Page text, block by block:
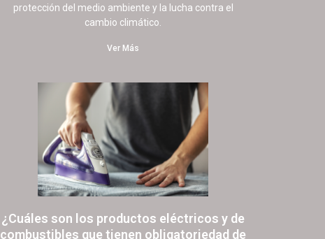
protección del medio ambiente y la lucha contra el
cambio climático.
Ver Más
¿Cuáles son los productos eléctricos y de
combustibles que tienen obligatoriedad de